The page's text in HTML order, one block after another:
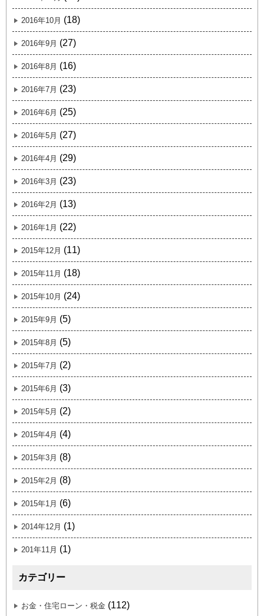
2016年10月 (18)
2016年9月 (27)
2016年8月 (16)
2016年7月 (23)
2016年6月 (25)
2016年5月 (27)
2016年4月 (29)
2016年3月 (23)
2016年2月 (13)
2016年1月 (22)
2015年12月 (11)
2015年11月 (18)
2015年10月 (24)
2015年9月 (5)
2015年8月 (5)
2015年7月 (2)
2015年6月 (3)
2015年5月 (2)
2015年4月 (4)
2015年3月 (8)
2015年2月 (8)
2015年1月 (6)
2014年12月 (1)
201年11月 (1)
カテゴリー
お金・住宅ローン・税金 (112)